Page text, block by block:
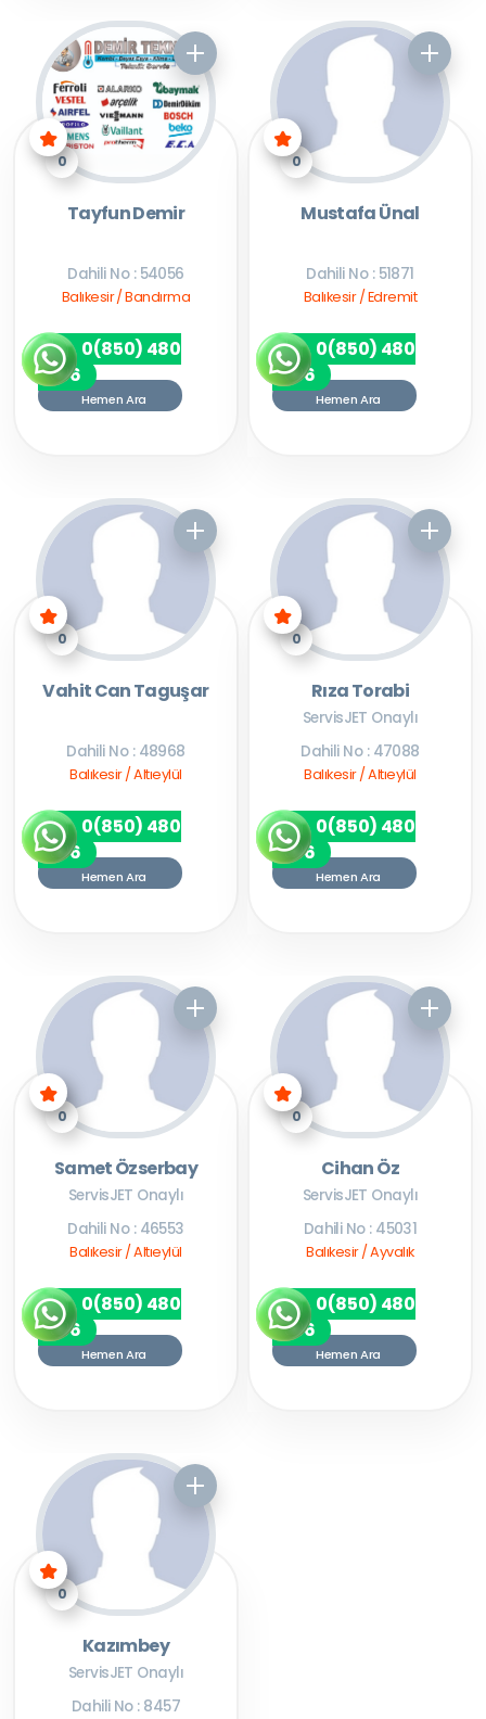
0
Tayfun Demir
Dahili No : 54056
Balıkesir / Bandırma
0(850) 480
7256
Hemen Ara
0
Mustafa Ünal
Dahili No : 51871
Balıkesir / Edremit
0(850) 480
7256
Hemen Ara
0
Vahit Can Taguşar
Dahili No : 48968
Balıkesir / Altıeylül
0(850) 480
7256
Hemen Ara
0
Rıza Torabi
ServisJET Onaylı
Dahili No : 47088
Balıkesir / Altıeylül
0(850) 480
7256
Hemen Ara
0
Samet Özserbay
ServisJET Onaylı
Dahili No : 46553
Balıkesir / Altıeylül
0(850) 480
7256
Hemen Ara
0
Cihan Öz
ServisJET Onaylı
Dahili No : 45031
Balıkesir / Ayvalık
0(850) 480
7256
Hemen Ara
0
Kazımbey
ServisJET Onaylı
Dahili No : 8457